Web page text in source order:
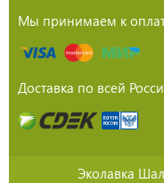
Мы принимаем к
Доставка по всей
Эколавка